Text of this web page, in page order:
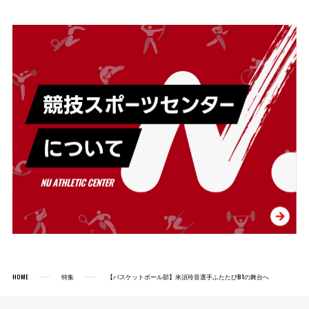
HOME 特集 【バスケットボール部】米須玲音選手ふたたびB1の舞台へ